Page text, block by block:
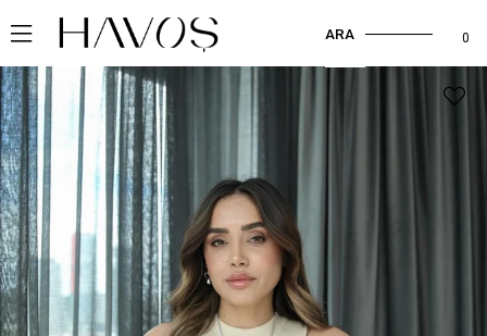
0
ARA